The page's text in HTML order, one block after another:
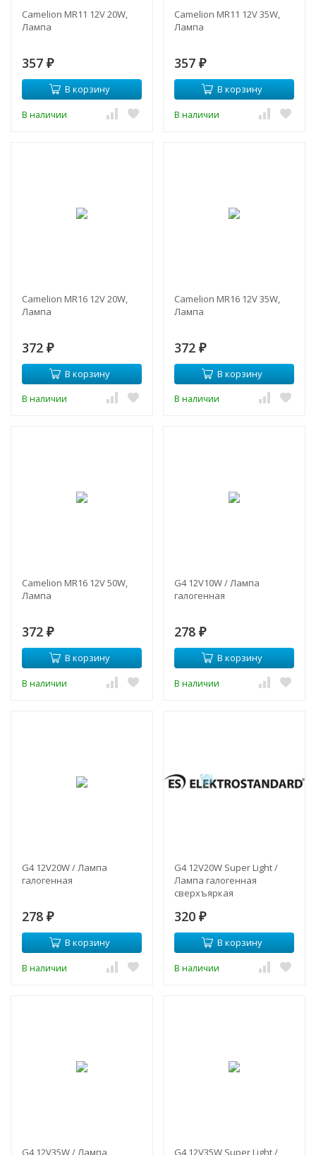
Camelion MR11 12V 20W,
Лампа
357 ₽
В корзину
В наличии
Camelion MR11 12V 35W,
Лампа
357 ₽
В корзину
В наличии
Camelion MR16 12V 20W,
Лампа
372 ₽
В корзину
В наличии
Camelion MR16 12V 35W,
Лампа
372 ₽
В корзину
В наличии
Camelion MR16 12V 50W,
Лампа
372 ₽
В корзину
В наличии
G4 12V10W / Лампа
галогенная
278 ₽
В корзину
В наличии
G4 12V20W / Лампа
галогенная
278 ₽
В корзину
В наличии
G4 12V20W Super Light /
Лампа галогенная
сверхъяркая
320 ₽
В корзину
В наличии
G4 12V35W / Лампа
G4 12V35W Super Light /